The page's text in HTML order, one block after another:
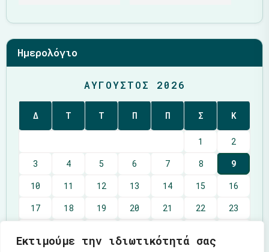
Εκτιμούμε την ιδιωτικότητά σας
Ημερολόγιο
ΑΎΓΟΥΣΤΟΣ 2026
Δ Τ Τ Π Π Σ Κ
1
2
3
4 5 6 7 8
9
10
11 12 13 14 15
16
17
18 19 20 21 22
23